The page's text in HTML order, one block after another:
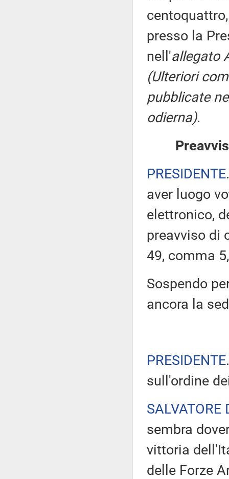
presso la
nell'allegato
(Ulteriori
pubblicate
odierna).
PRESIDENTE
aver luogo
elettronico,
preavviso di
49, comma
Sospendo
ancora la
PRESIDENTE
sull'ordine
SALVATORE
sembra
vittoria
delle Forze